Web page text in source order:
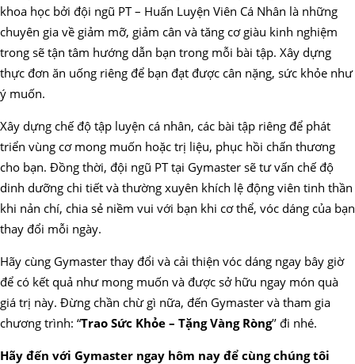
khoa học bởi đội ngũ PT – Huấn Luyện Viên Cá Nhân là những
chuyên gia về giảm mỡ, giảm cân và tăng cơ giàu kinh nghiệm
trong sẽ tận tâm hướng dẫn bạn trong mỗi bài tập. Xây dựng
thực đơn ăn uống riêng để bạn đạt được cân nặng, sức khỏe như
ý muốn.
Xây dựng chế độ tập luyện cá nhân, các bài tập riêng để phát
triển vùng cơ mong muốn hoặc trị liệu, phục hồi chấn thương
cho bạn. Đồng thời, đội ngũ PT tại Gymaster sẽ tư vấn chế độ
dinh dưỡng chi tiết và thường xuyên khích lệ động viên tinh thần
khi nản chí, chia sẻ niềm vui với bạn khi cơ thể, vóc dáng của bạn
thay đổi mỗi ngày.
Hãy cùng Gymaster thay đổi và cải thiện vóc dáng ngay bây giờ
để có kết quả như mong muốn và được sở hữu ngay món quà
giá trị này. Đừng chần chừ gì nữa, đến Gymaster và tham gia
chương trình: “Trao Sức Khỏe – Tặng Vàng Ròng’’ đi nhé.
Hãy đến với Gymaster ngay hôm nay để cùng chúng tôi